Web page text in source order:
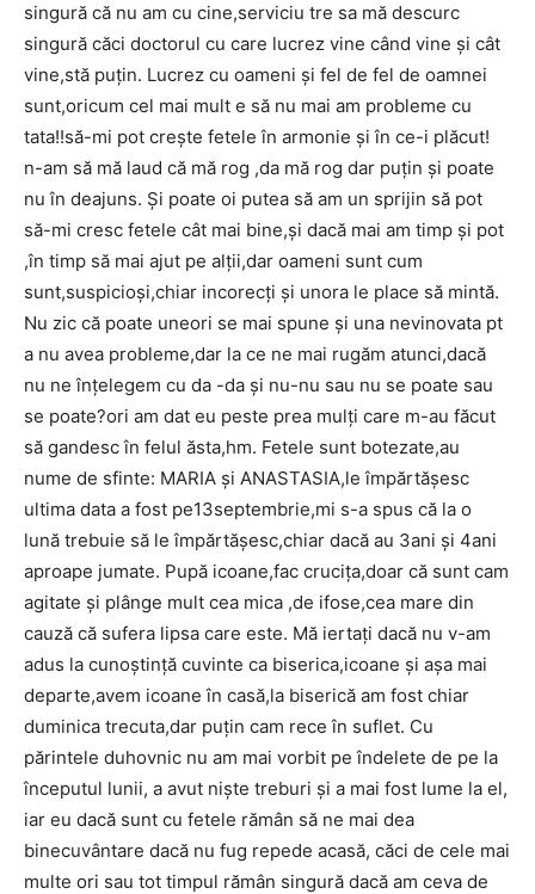
singură că nu am cu cine,serviciu tre sa mă descurc
singură căci doctorul cu care lucrez vine când vine și cât
vine,stă puțin. Lucrez cu oameni și fel de fel de oamnei
sunt,oricum cel mai mult e să nu mai am probleme cu
tata!!să-mi pot crește fetele în armonie și în ce-i plăcut!
n-am să mă laud că mă rog ,da mă rog dar puțin și poate
nu în deajuns. Și poate oi putea să am un sprijin să pot
să-mi cresc fetele cât mai bine,și dacă mai am timp și pot
,în timp să mai ajut pe alții,dar oameni sunt cum
sunt,suspicioși,chiar incorecți și unora le place să mintă.
Nu zic că poate uneori se mai spune și una nevinovata pt
a nu avea probleme,dar la ce ne mai rugăm atunci,dacă
nu ne înțelegem cu da -da și nu-nu sau nu se poate sau
se poate?ori am dat eu peste prea mulți care m-au făcut
să gandesc în felul ăsta,hm. Fetele sunt botezate,au
nume de sfinte: MARIA și ANASTASIA,le împărtășesc
ultima data a fost pe13septembrie,mi s-a spus că la o
lună trebuie să le împărtășesc,chiar dacă au 3ani și 4ani
aproape jumate. Pupă icoane,fac crucița,doar că sunt cam
agitate și plânge mult cea mica ,de ifose,cea mare din
cauză că sufera lipsa care este. Mă iertați dacă nu v-am
adus la cunoștință cuvinte ca biserica,icoane și așa mai
departe,avem icoane în casă,la biserică am fost chiar
duminica trecuta,dar puțin cam rece în suflet. Cu
părintele duhovnic nu am mai vorbit pe îndelete de pe la
începutul lunii, a avut niște treburi și a mai fost lume la el,
iar eu dacă sunt cu fetele rămân să ne mai dea
binecuvântare dacă nu fug repede acasă, căci de cele mai
multe ori sau tot timpul rămân singură dacă am ceva de